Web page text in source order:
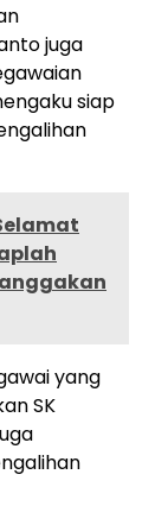
juga
siap
yang
SK